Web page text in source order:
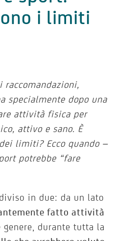
i limiti
specialmente dopo una
attività fisica per
attivo e sano. È
limiti? Ecco quando –
potrebbe “fare
in due: da un lato
fatto attività
genere, durante tutta la